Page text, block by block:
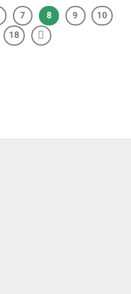
7 8 9
10
18